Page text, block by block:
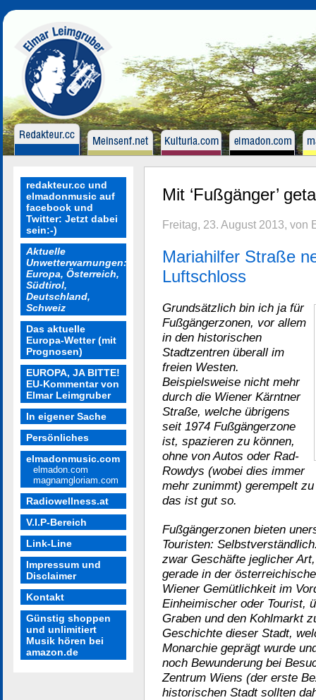
redakteur.cc und
elmadonmusic auf
facebook und
Twitter: Jetzt dabei
sein:-)
Aktuelle
Unwetterwarnungen:
Europa, Österreich,
Südtirol,
Deutschland,
Schweiz
Das aktuelle
Europa-Wetter (mit
Prognosen)
EUROPA, JA BITTE!
EU-Kommentar von
Elmar Leimgruber
In eigener Sache
Persönliches
elmadonmusic.com
elmadon.com
magnamgloriam.com
Radiowellness.at
V.I.P-Bereich
Link-Line
Impressum und
Disclaimer
Kontakt
Günstig shoppen
und unlimitiert
Musik hören bei
amazon.de
Mit ‘Fußgänger’
Freitag, 23. August 2013, von
Mariahilfer Straße
Luftschloss
Grundsätzlich bin ich ja für
Fußgängerzonen, vor allem
in den historischen
Stadtzentren überall im
freien Westen.
Beispielsweise nicht mehr
durch die Wiener Kärntner
Straße, welche übrigens
seit 1974 Fußgängerzone
ist, spazieren zu können,
ohne von Autos oder Rad-
Rowdys (wobei dies immer
mehr zunimmt) gerempelt
das ist gut so.
Fußgängerzonen bieten
Touristen:
zwar Geschäfte jeglicher
gerade in der
Wiener Gemütlichkeit im
Einheimischer oder Tourist,
Graben und den Kohlmarkt
Geschichte dieser Stadt,
Monarchie geprägt wurde
noch Bewunderung bei
Zentrum Wiens (der erste
historischen Stadt sollten